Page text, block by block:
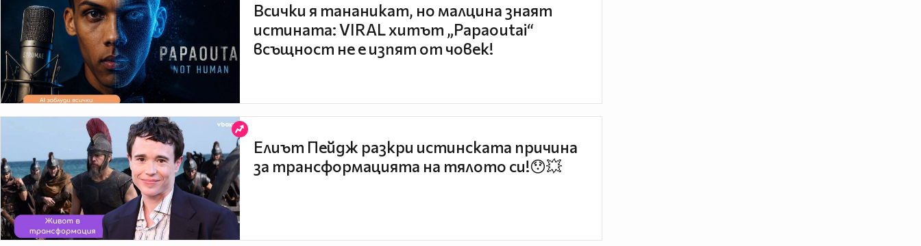
Всички я тананикат, но малцина знаят
истината: VIRAL хитът „Papaoutai“
всъщност не е изпят от човек!
Елиът Пейдж разкри истинската причина
за трансформацията на тялото си!😯💥